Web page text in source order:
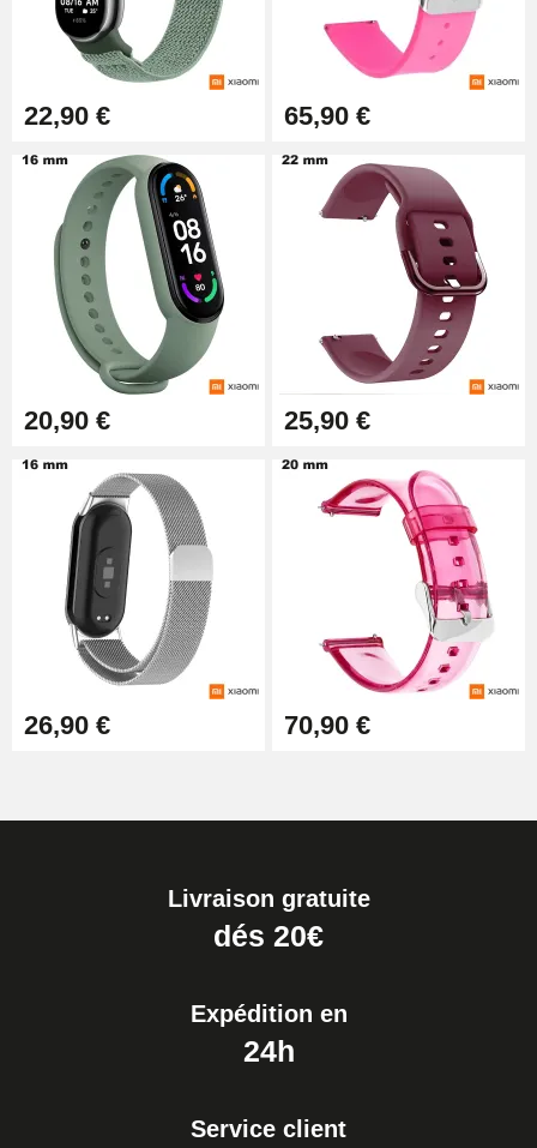
Extracteur de Bracelet de
Montre Facile
22,90 € 65,90 €
20,90 € 25,90 €
26,90 € 70,90 €
Livraison gratuite
dés 20€
Expédition en
24h
Service client